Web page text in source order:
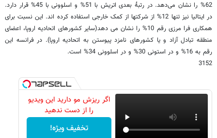
62% را نشان می‌دهد. در رتبۀ بعدی اتریش با 51% و اسلوونی با 45% قرار دارد.
در ایتالیا نیز تنها 12% از شرکتها از کمک خارجی استفاده کرده اند. این نسبت برای
همکاری فرا مرزی رقم 10% را نشان می دهد(سایر کشورهای اتحادیه اروپا، اعضای
منطقه تبادل آزاد و یا کشورهای نامزد پیوستن به اتحادیه اروپا). در فرانسه این
رقم به 16% و در استونی 30% و در اسلوونی 34% است.
3152
اگر ریزش مو دارید این ویدیو
را از دست ندهید
تخفیف ویژه!